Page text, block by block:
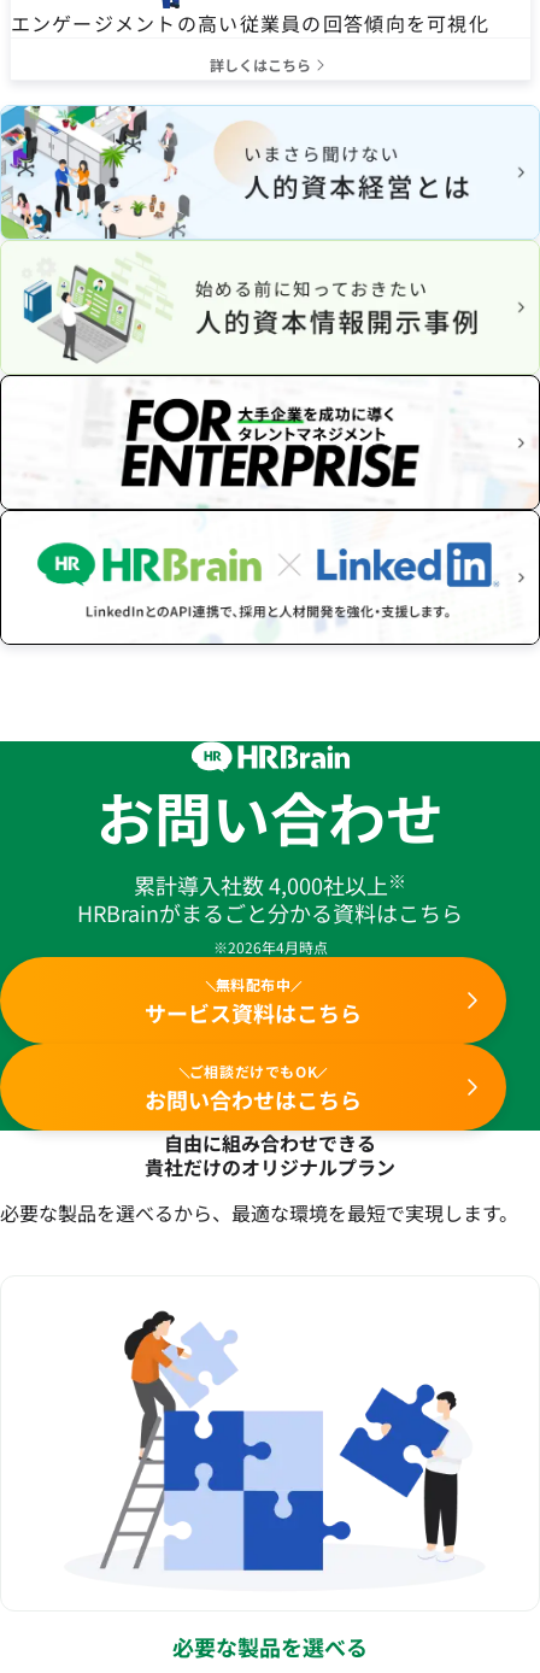
エンゲージメントの高い従業員の回答傾向を可視化
詳しくはこちら
お問い合わせ
累計導入社数 4,000社以上※
HRBrainがまるごと分かる資料はこちら
※2026年4月時点
無料配布中
サービス資料はこちら
ご相談だけでもOK
お問い合わせはこちら
自由に組み合わせできる
貴社だけのオリジナルプラン
必要な製品を選べるから、最適な環境を最短で実現します。
必要な製品を選べる